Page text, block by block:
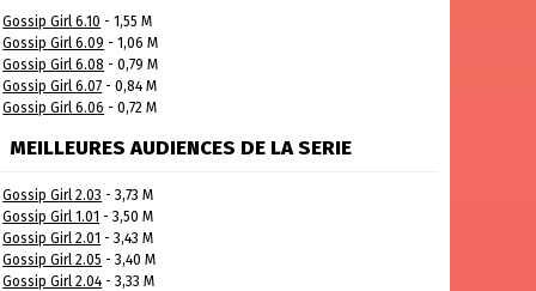
Gossip Girl 6.10 - 1,55 M
Gossip Girl 6.09 - 1,06 M
Gossip Girl 6.08 - 0,79 M
Gossip Girl 6.07 - 0,84 M
Gossip Girl 6.06 - 0,72 M
MEILLEURES AUDIENCES DE LA SERIE
Gossip Girl 2.03 - 3,73 M
Gossip Girl 1.01 - 3,50 M
Gossip Girl 2.01 - 3,43 M
Gossip Girl 2.05 - 3,40 M
Gossip Girl 2.04 - 3,33 M